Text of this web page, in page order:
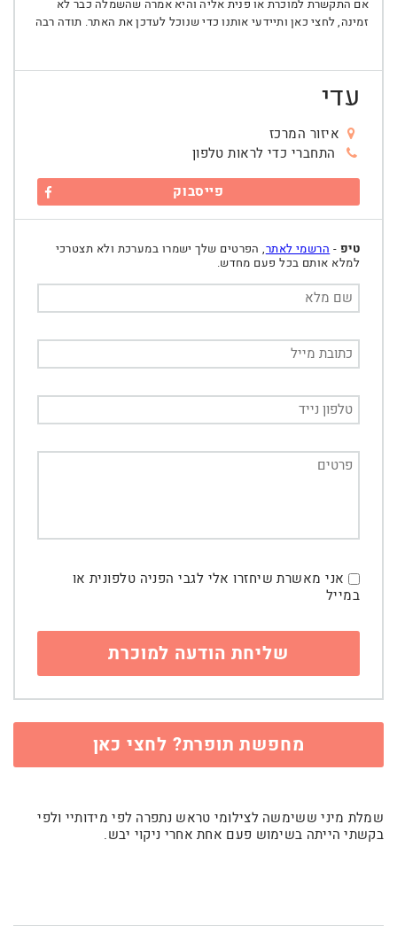
אם התקשרת למוכרת או פנית אליה והיא אמרה שהשמלה כבר לא
זמינה, לחצי כאן ותיידעי אותנו כדי שנוכל לעדכן את האתר. תודה רבה
עדי
איזור המרכז
התחברי כדי לראות טלפון
פייסבוק
טיפ - הרשמי לאתר, הפרטים שלך ישמרו במערכת ולא תצטרכי
למלא אותם בכל פעם מחדש.
אני מאשרת שיחזרו אלי לגבי הפניה טלפונית או
במייל
מחפשת תופרת? לחצי כאן
שמלת מיני ששימשה לצילומי טראש נתפרה לפי מידותיי ולפי
בקשתי הייתה בשימוש פעם אחת אחרי ניקוי יבש.